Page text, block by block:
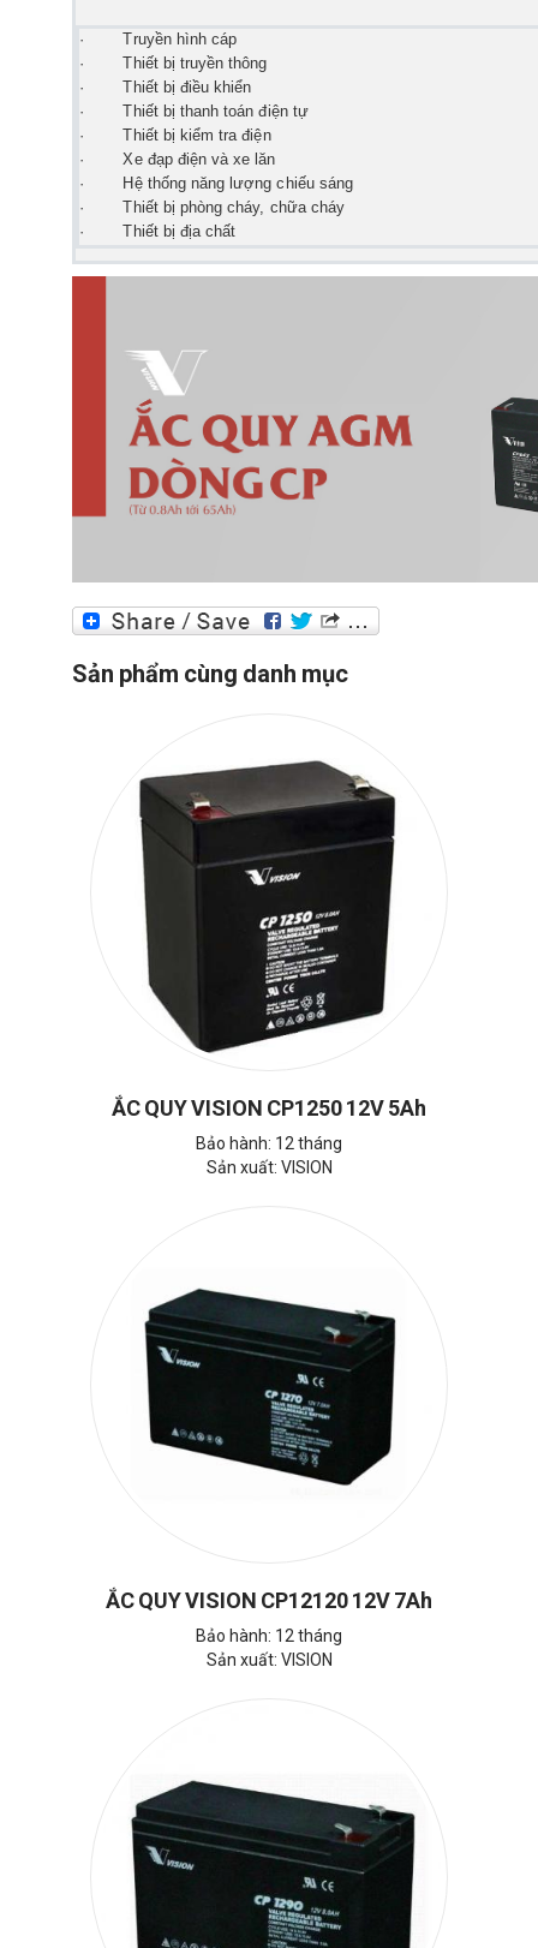
· Truyền hình cáp
· Thiết bị truyền thông
· Thiết bị điều khiển
· Thiết bị thanh toán điện tự
· Thiết bị kiểm tra điện
·
Xe đạp điện và xe lăn
· Hệ thống năng lượng chiếu sáng
· Thiết bị phòng cháy, chữa cháy
· Thiết bị địa chất
Sản phẩm cùng danh mục
ẮC QUY VISION CP1250 12V 5Ah
Bảo hành: 12 tháng
Sản xuất: VISION
ẮC QUY VISION CP12120 12V 7Ah
Bảo hành: 12 tháng
Sản xuất: VISION